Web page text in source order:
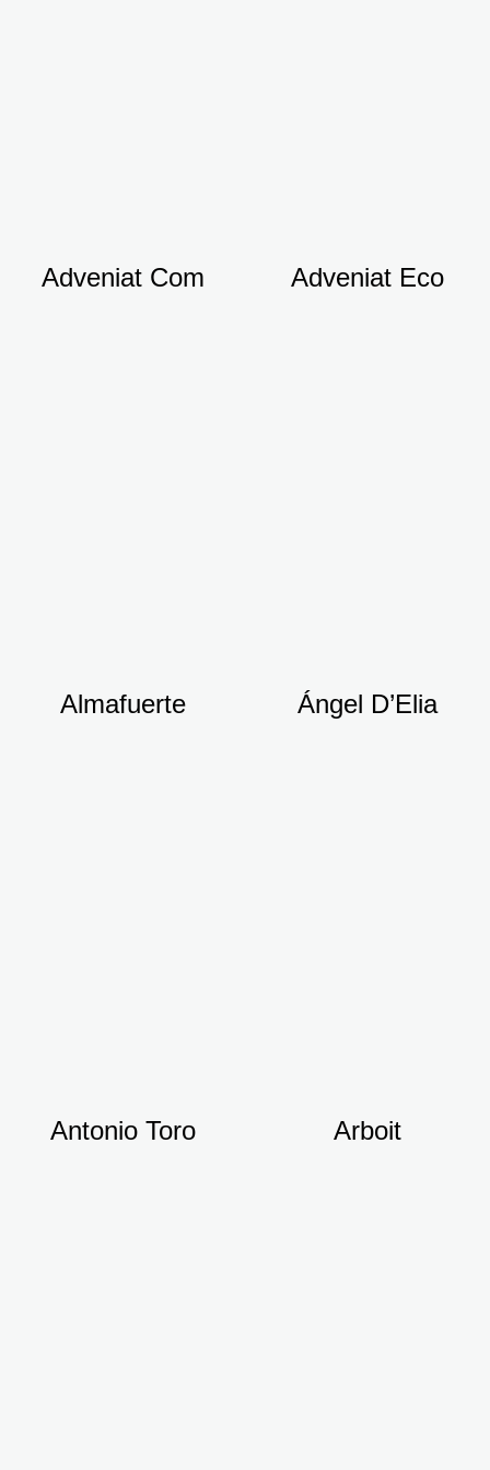
Adveniat Com Adveniat Eco
Almafuerte Ángel D’Elia
Antonio Toro Arboit